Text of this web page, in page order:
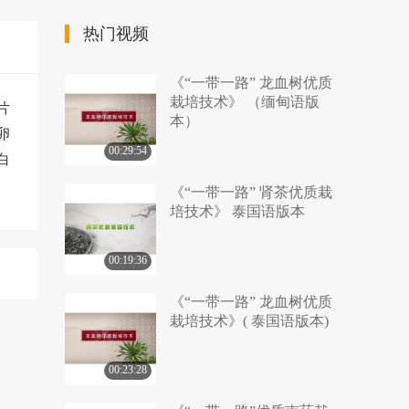
热门视频
00:29:54
《“一带一路” 龙血树优质
栽培技术》 （缅甸语版
本）
00:19:36
《“一带一路” 肾茶优质栽
培技术》 泰国语版本
00:23:28
《“一带一路” 龙血树优质
栽培技术》( 泰国语版本)